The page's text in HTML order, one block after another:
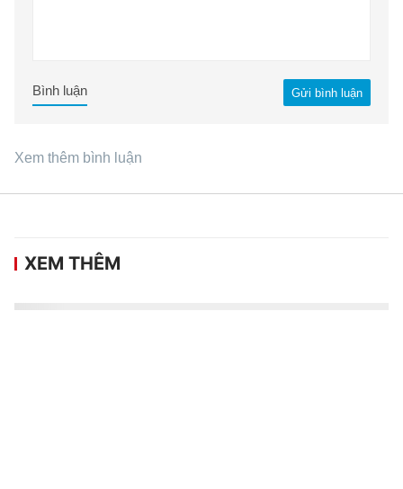
Gửi bình luận
Bình luận
Xem thêm bình luận
XEM THÊM